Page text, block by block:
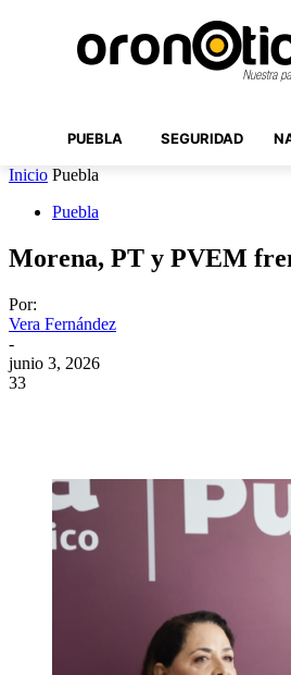
PUEBLA SEGURIDAD
Inicio Puebla
Puebla
Morena, PT y PVEM
Por:
Vera Fernández
-
junio 3, 2026
33